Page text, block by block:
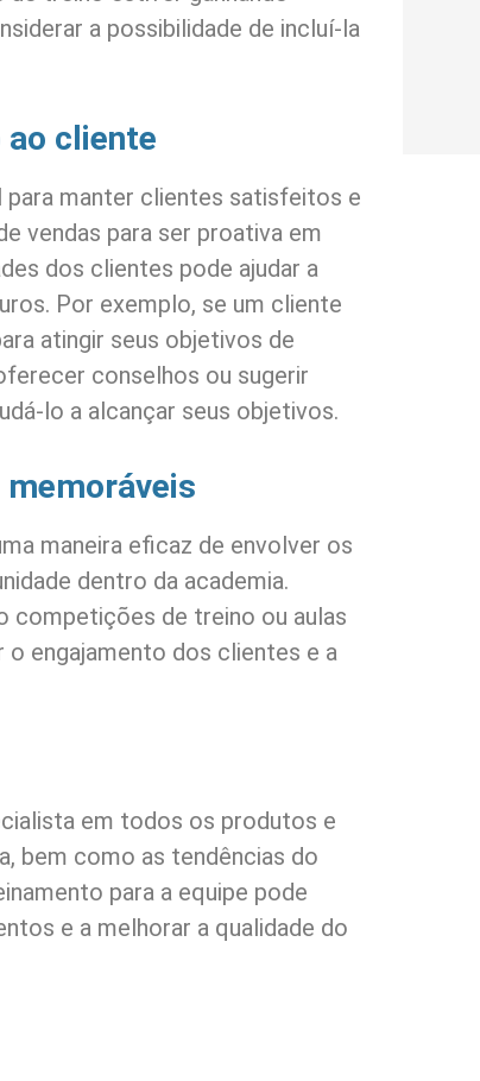
a possibilidade de incluí-la
ao cliente
manter clientes satisfeitos e
vendas para ser proativa em
dos clientes pode ajudar a
Por exemplo, se um cliente
atingir seus objetivos de
conselhos ou sugerir
lo a alcançar seus objetivos.
maneira eficaz de envolver os
dentro da academia.
competições de treino ou aulas
o engajamento dos clientes e a
em todos os produtos e
bem como as tendências do
para a equipe pode
e a melhorar a qualidade do